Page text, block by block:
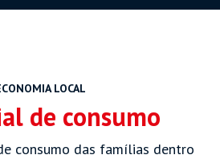
LOCAL
de consumo
consumo das famílias dentro